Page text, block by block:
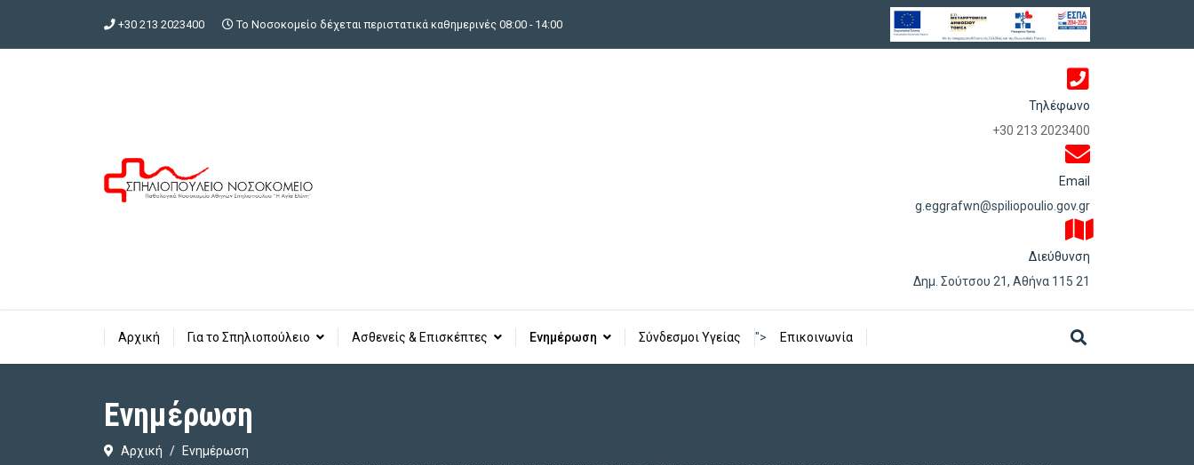
+30 213 2023400 Το Νοσοκομείο δέχεται περιστατικά καθημερινές 08:00 - 14:00
Τηλέφωνο
+30 213 2023400
Email
g.eggrafwn@spiliopoulio.gov.gr
Διεύθυνση
Δημ. Σούτσου 21, Αθήνα 115 21
Αρχική Για το Σπηλιοπούλειο Ασθενείς & Επισκέπτες Ενημέρωση Σύνδεσμοι Υγείας "> Επικοινωνία
Ενημέρωση
Αρχική
Ενημέρωση